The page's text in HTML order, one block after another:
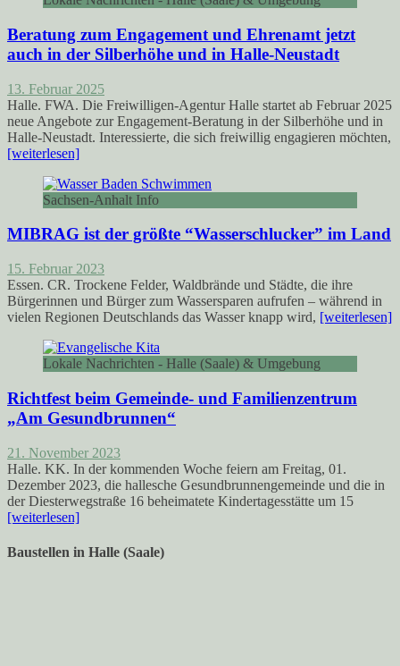
Beratung zum Engagement und Ehrenamt jetzt
auch in der Silberhöhe und in Halle-Neustadt
13. Februar 2025
Halle. FWA. Die Freiwilligen-Agentur Halle startet ab Februar 2025
neue Angebote zur Engagement-Beratung in der Silberhöhe und in
Halle-Neustadt. Interessierte, die sich freiwillig engagieren möchten,
[weiterlesen]
Sachsen-Anhalt Info
MIBRAG ist der größte “Wasserschlucker” im Land
15. Februar 2023
Essen. CR. Trockene Felder, Waldbrände und Städte, die ihre
Bürgerinnen und Bürger zum Wassersparen aufrufen – während in
vielen Regionen Deutschlands das Wasser knapp wird, [weiterlesen]
Lokale Nachrichten - Halle (Saale) & Umgebung
Richtfest beim Gemeinde- und Familienzentrum
„Am Gesundbrunnen“
21. November 2023
Halle. KK. In der kommenden Woche feiern am Freitag, 01.
Dezember 2023, die hallesche Gesundbrunnengemeinde und die in
der Diesterwegstraße 16 beheimatete Kindertagesstätte um 15
[weiterlesen]
Baustellen in Halle (Saale)